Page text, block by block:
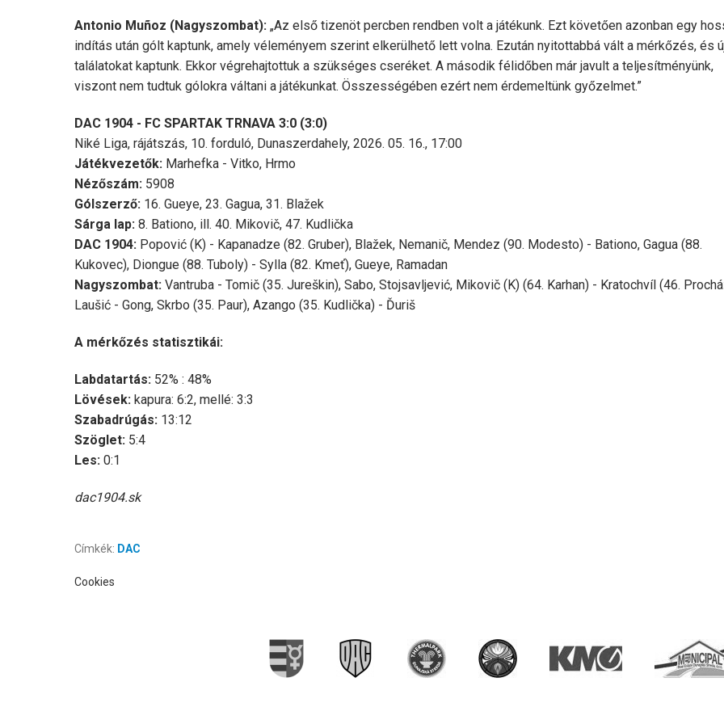
Antonio Muñoz (Nagyszombat): „Az első tizenöt percben rendben volt a játékunk. Ezt követően azonban egy
indítás után gólt kaptunk, amely véleményem szerint elkerülhető lett volna. Ezután nyitottabbá vált a mérkőzés, és
találatokat kaptunk. Ekkor végrehajtottuk a szükséges cseréket. A második félidőben már javult a teljesítményünk,
viszont nem tudtuk gólokra váltani a játékunkat. Összességében ezért nem érdemeltünk győzelmet.”
DAC 1904 - FC SPARTAK TRNAVA 3:0(3:0)
Niké Liga, rájátszás, 10. forduló, Dunaszerdahely, 2026. 05. 16., 17:00
Játékvezetők:Marhefka - Vitko, Hrmo
Nézőszám: 5908
Gólszerző: 16. Gueye, 23. Gagua, 31. Blažek
Sárga lap: 8. Bationo, ill. 40. Mikovič, 47. Kudlička
DAC 1904: Popović (K) - Kapanadze (82. Gruber), Blažek, Nemanič, Mendez (90. Modesto) - Bationo, Gagua (88.
Kukovec), Diongue (88. Tuboly) - Sylla (82. Kmeť), Gueye, Ramadan
Nagyszombat: Vantruba - Tomič (35. Jureškin), Sabo, Stojsavljević, Mikovič (K) (64. Karhan) - Kratochvíl (46.
Laušić - Gong, Skrbo (35. Paur), Azango (35. Kudlička) - Ďuriš
A mérkőzés statisztikái:
Labdatartás:52% : 48%
Lövések:kapura: 6:2, mellé: 3:3
Szabadrúgás: 13:12
Szöglet: 5:4
Les: 0:1
dac1904.sk
Címkék: DAC
Cookies